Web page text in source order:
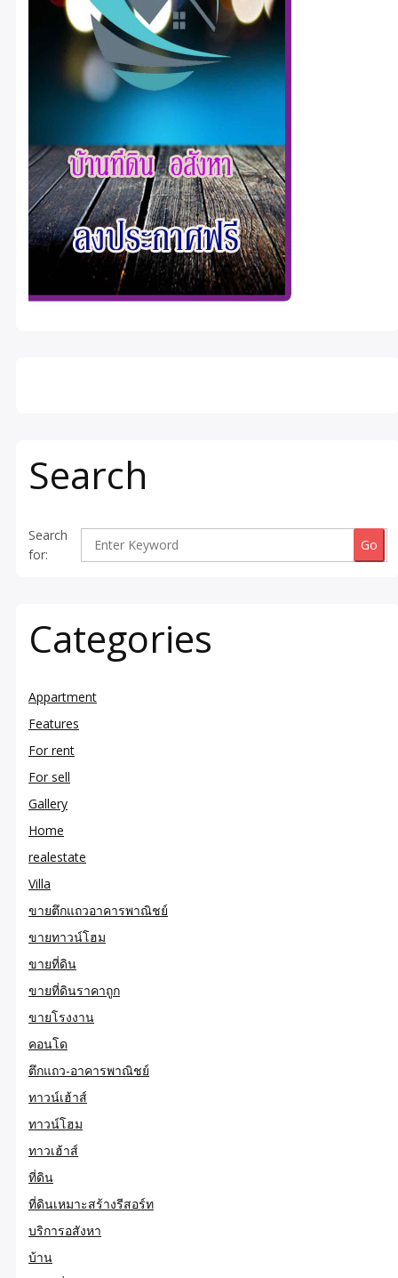
Search
Search
for:
Categories
Appartment
Features
For rent
For sell
Gallery
Home
realestate
Villa
ขายตึกแถวอาคารพาณิชย์
ขายทาวน์โฮม
ขายที่ดิน
ขายที่ดินราคาถูก
ขายโรงงาน
คอนโด
ตึกแถว-อาคารพาณิชย์
ทาวน์เฮ้าส์
ทาวน์โฮม
ทาวเฮ้าส์
ที่ดิน
ที่ดินเหมาะสร้างรีสอร์ท
บริการอสังหา
บ้าน